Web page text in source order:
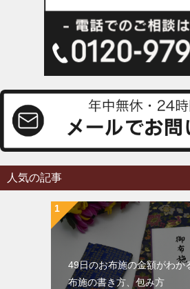
人気の記事
49日のお布施の金額がわか
布施の書き方、包み方